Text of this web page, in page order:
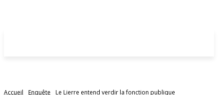
Accueil Enquête Le Lierre entend verdir la fonction publique